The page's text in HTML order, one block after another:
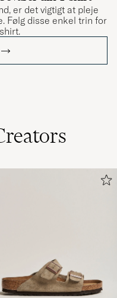
er det vigtigt at pleje
Følg disse enkel trin for